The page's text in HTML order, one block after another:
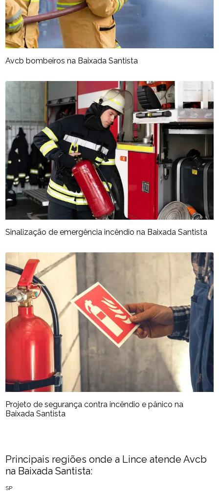
Avcb bombeiros na Baixada Santista
Sinalização de emergência incêndio na Baixada Santista
Projeto de segurança contra incêndio e pânico na
Baixada Santista
Principais regiões onde a Lince atende Avcb
na Baixada Santista:
SP